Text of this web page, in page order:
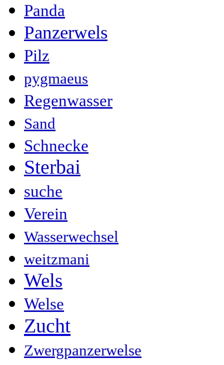
Panda
Panzerwels
Pilz
pygmaeus
Regenwasser
Sand
Schnecke
Sterbai
suche
Verein
Wasserwechsel
weitzmani
Wels
Welse
Zucht
Zwergpanzerwelse